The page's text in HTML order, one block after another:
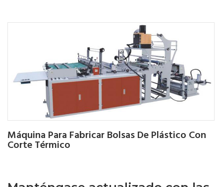
Máquina Para Fabricar Bolsas De Plástico Con
Corte Térmico